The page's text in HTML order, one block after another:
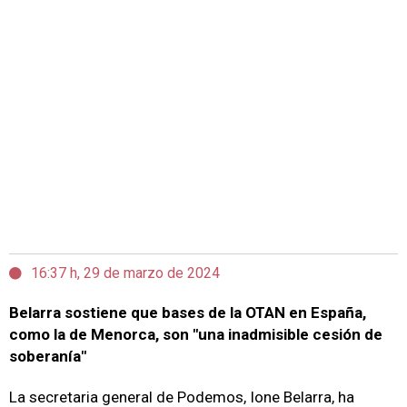
16:37 h, 29 de marzo de 2024
Belarra sostiene que bases de la OTAN en España,
como la de Menorca, son "una inadmisible cesión de
soberanía"
La secretaria general de Podemos, Ione Belarra, ha